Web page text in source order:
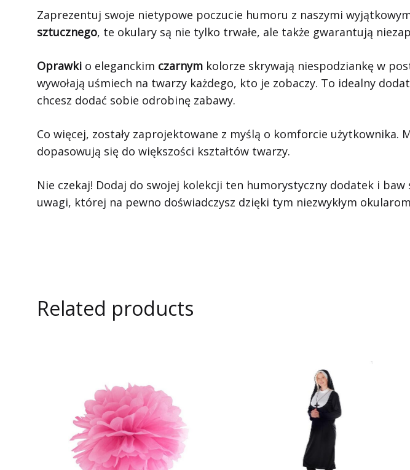
Zaprezentuj swoje nietypowe poczucie humoru z naszymi
sztucznego, te okulary są nie tylko trwałe, ale także gwarantują
Oprawki o eleganckim czarnym kolorze skrywają niespodziankę w
wywołają uśmiech na twarzy każdego, kto je zobaczy. To idealny
chcesz dodać sobie odrobinę zabawy.
Co więcej, zostały zaprojektowane z myślą o komforcie użytkownika.
dopasowują się do większości kształtów twarzy.
Nie czekaj! Dodaj do swojej kolekcji ten humorystyczny dodatek i
uwagi, której na pewno doświadczysz dzięki tym niezwykłym
Related products